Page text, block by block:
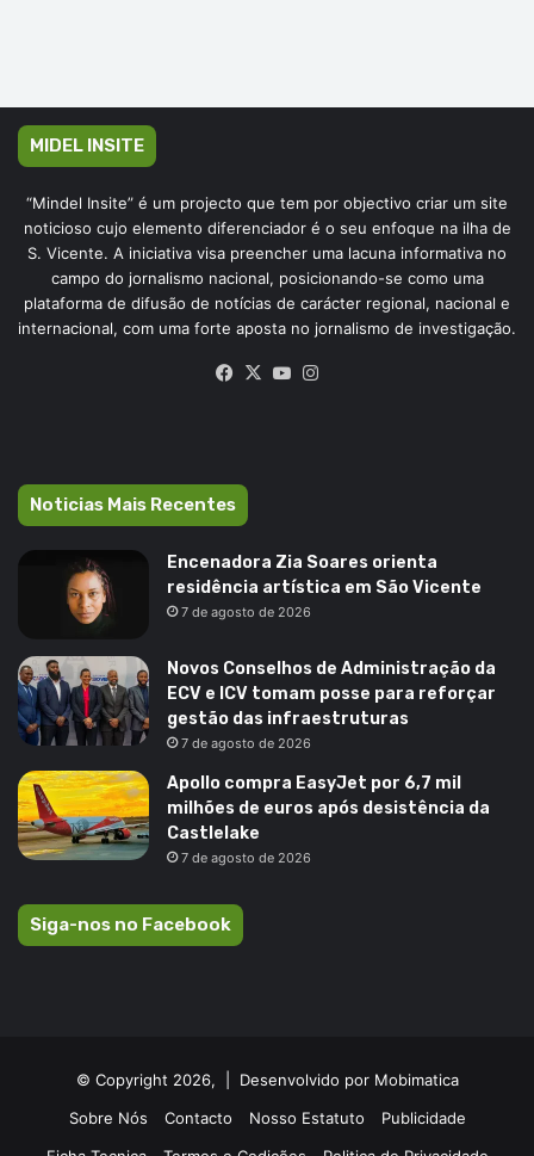
MIDEL INSITE
“Mindel Insite” é um projecto que tem por objectivo criar um site
noticioso cujo elemento diferenciador é o seu enfoque na ilha de
S. Vicente. A iniciativa visa preencher uma lacuna informativa no
campo do jornalismo nacional, posicionando-se como uma
plataforma de difusão de notícias de carácter regional, nacional e
internacional, com uma forte aposta no jornalismo de investigação.
Facebook
X YouTube
Noticias Mais Recentes
Encenadora Zia Soares orienta
residência artística em São Vicente
7 de agosto de 2026
Novos Conselhos de Administração da
ECV e ICV tomam posse para reforçar
gestão das infraestruturas
7 de agosto de 2026
Apollo compra EasyJet por 6,7 mil
milhões de euros após desistência da
Castlelake
7 de agosto de 2026
Siga-nos no Facebook
© Copyright 2026, | Desenvolvido por Mobimatica
Sobre Nós
Contacto Nosso Estatuto
Publicidade